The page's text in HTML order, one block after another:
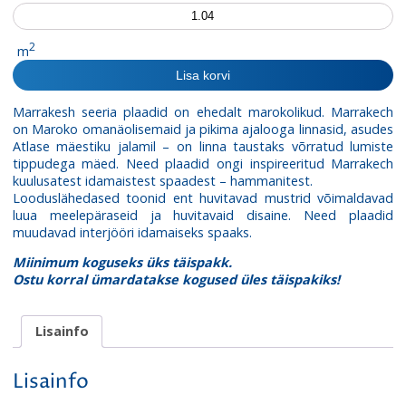
16.00€.
12.00€.
Põrandaplaat
Marrakesh
Grey
kogus
m2
Lisa korvi
Marrakesh seeria plaadid on ehedalt marokolikud. Marrakech
on Maroko omanäolisemaid ja pikima ajalooga linnasid, asudes
Atlase mäestiku jalamil – on linna taustaks võrratud lumiste
tippudega mäed. Need plaadid ongi inspireeritud Marrakech
kuulusatest idamaistest spaadest – hammanitest.
Looduslähedased toonid ent huvitavad mustrid võimaldavad
luua meelepäraseid ja huvitavaid disaine. Need plaadid
muudavad interjööri idamaiseks spaaks.
Miinimum koguseks üks täispakk.
Ostu korral ümardatakse kogused üles täispakiks!
Lisainfo
Lisainfo